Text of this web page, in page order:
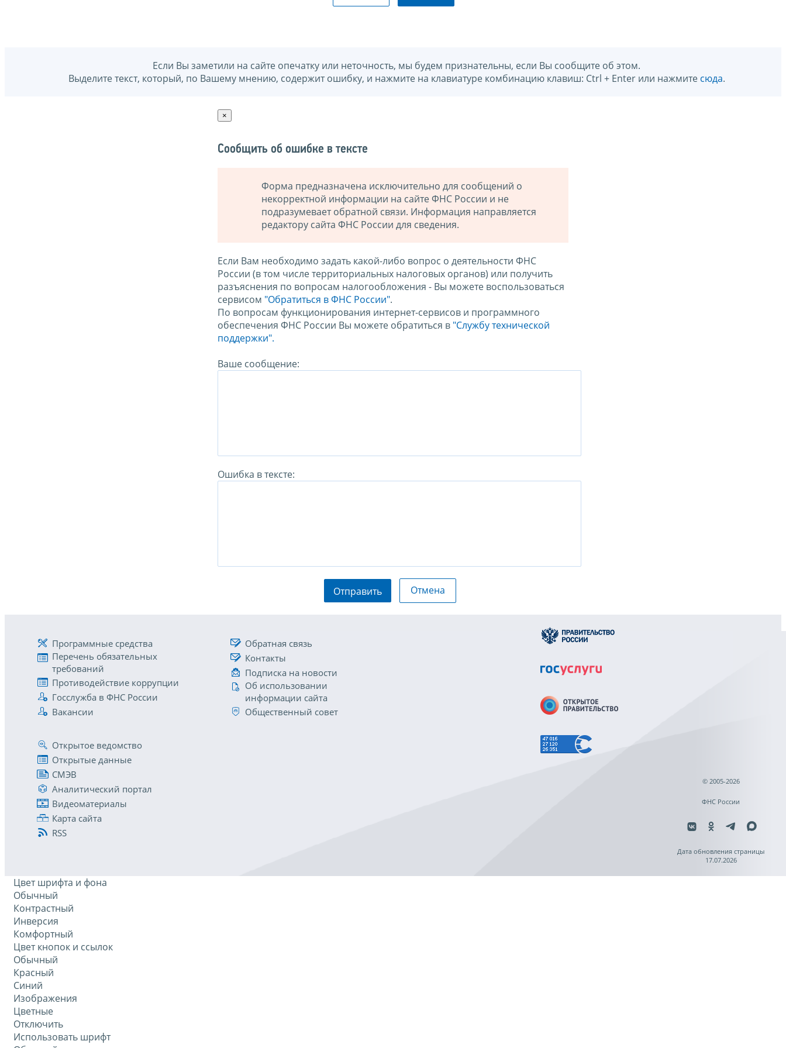
Если Вы заметили на сайте опечатку или неточность, мы будем признательны, если Вы сообщите об этом.
Выделите текст, который, по Вашему мнению, содержит ошибку, и нажмите на клавиатуре комбинацию клавиш: Ctrl + Enter или нажмите сюда.
×
Сообщить об ошибке в тексте
Форма предназначена исключительно для сообщений о
некорректной информации на сайте ФНС России и не
подразумевает обратной связи. Информация направляется
редактору сайта ФНС России для сведения.
Если Вам необходимо задать какой-либо вопрос о деятельности ФНС
России (в том числе территориальных налоговых органов) или получить
разъяснения по вопросам налогообложения - Вы можете воспользоваться
сервисом "Обратиться в ФНС России".
По вопросам функционирования интернет-сервисов и программного
обеспечения ФНС России Вы можете обратиться в "Службу технической
поддержки".
Ваше сообщение:
Ошибка в тексте:
Отправить Отмена
Программные средства
Перечень обязательных
требований
Противодействие коррупции
Госслужба в ФНС России
Вакансии
Обратная связь
Контакты
Подписка на новости
Об использовании
информации сайта
Общественный совет
Открытое ведомство
Открытые данные
СМЭВ
Аналитический портал
Видеоматериалы
Карта сайта
RSS
© 2005-2026
ФНС России
Дата обновления страницы
17.07.2026
Цвет шрифта и фона
Обычный
Контрастный
Инверсия
Комфортный
Цвет кнопок и ссылок
Обычный
Красный
Синий
Изображения
Цветные
Отключить
Использовать шрифт